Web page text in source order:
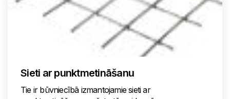
Sieti ar punktmetināšanu
Tie ir būvniecībā izmantojamie sieti ar